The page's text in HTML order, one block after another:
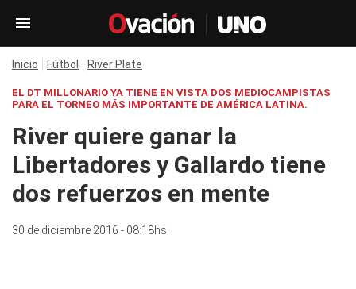
Inicio Fútbol River Plate
EL DT MILLONARIO YA TIENE EN VISTA DOS MEDIOCAMPISTAS
PARA EL TORNEO MÁS IMPORTANTE DE AMÉRICA LATINA.
River quiere ganar la
Libertadores y Gallardo tiene
dos refuerzos en mente
30 de diciembre 2016 - 08:18hs